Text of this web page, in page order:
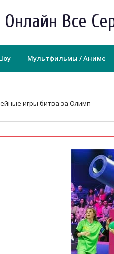
Все
Мультфильмы / Аниме
игры битва за Олимп